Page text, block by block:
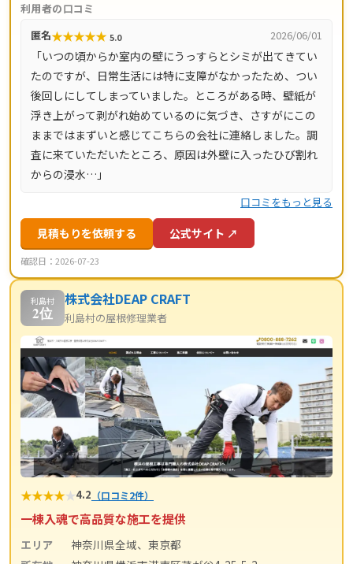
㎡と料金の目安が明確で、自社職人の直接施工により中間
マージンがかかりません。施工後は10年間の工事保証付
き。東京都・神奈川県・埼玉県・千葉県・茨城県・栃木
県・群馬県など全国14都道府県に対応し、LINE・メールは
24時間受付、最短当日にお伺いします。
利用者の口コミ
匿名★★★★★ 5.0 2026/06/01
「いつの頃からか室内の壁にうっすらとシミが出てきてい
たのですが、日常生活には特に支障がなかったため、つい
後回しにしてしまっていました。ところがある時、壁紙が
浮き上がって剥がれ始めているのに気づき、さすがにこの
ままではまずいと感じてこちらの会社に連絡しました。調
査に来ていただいたところ、原因は外壁に入ったひび割れ
からの浸水…」
口コミをもっと見る
見積もりを依頼する 公式サイト ↗
確認日：2026-07-23
利島村
2位
株式会社DEAP CRAFT
利島村の屋根修理業者
★★★★★4.2 （口コミ2件）
一棟入魂で高品質な施工を提供
エリア
神奈川県全域、東京都